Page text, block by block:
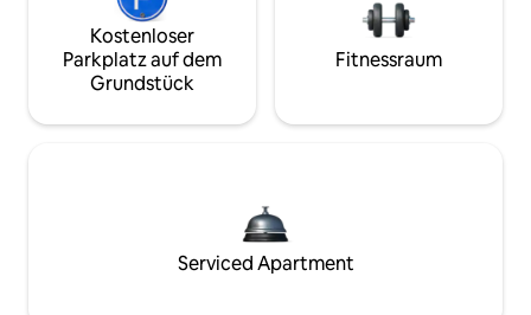
Kostenloser
Parkplatz auf dem
Grundstück
Fitnessraum
Serviced Apartment